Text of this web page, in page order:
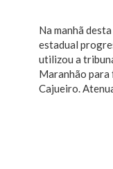
Na manhã
estadual
utilizou a
Maranhão
Cajueiro.